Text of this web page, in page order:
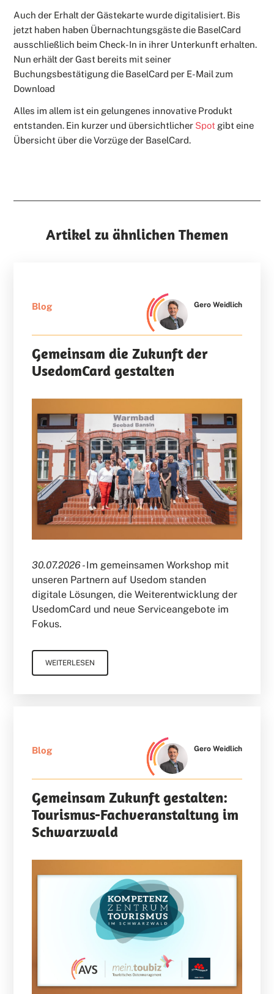
Auch der Erhalt der Gästekarte wurde digitalisiert. Bis
jetzt haben haben Übernachtungsgäste die BaselCard
ausschließlich beim Check-In in ihrer Unterkunft erhalten.
Nun erhält der Gast bereits mit seiner
Buchungsbestätigung die BaselCard per E-Mail zum
Download
Alles im allem ist ein gelungenes innovative Produkt
entstanden. Ein kurzer und übersichtlicher Spot gibt eine
Übersicht über die Vorzüge der BaselCard.
Artikel zu ähnlichen Themen
Blog Gero Weidlich
Gemeinsam die Zukunft der
UsedomCard gestalten
30.07.2026 -Im gemeinsamen Workshop mit
unseren Partnern auf Usedom standen
digitale Lösungen, die Weiterentwicklung der
UsedomCard und neue Serviceangebote im
Fokus.
WEITERLESEN
Blog Gero Weidlich
Gemeinsam Zukunft gestalten:
Tourismus-Fachveranstaltung im
Schwarzwald